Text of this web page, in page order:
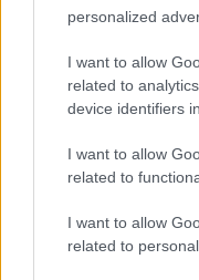
personalized
I want to allow
related to
device identifiers
I want to allow
related to
I want to allow
related to
cliccare quiper
#ROBERTO GUALTIERI